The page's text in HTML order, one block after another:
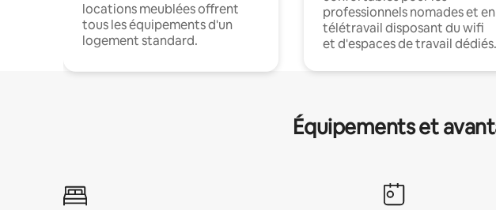
locations meublées offrent
tous les équipements d'un
logement standard.
professionnels nomades et en
télétravail disposant du wifi
et d'espaces de travail dédiés.
Équipements et